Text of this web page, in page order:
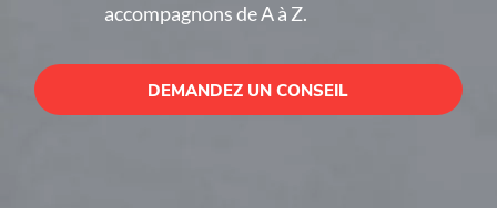
accompagnons de A à Z.
DEMANDEZ UN CONSEIL